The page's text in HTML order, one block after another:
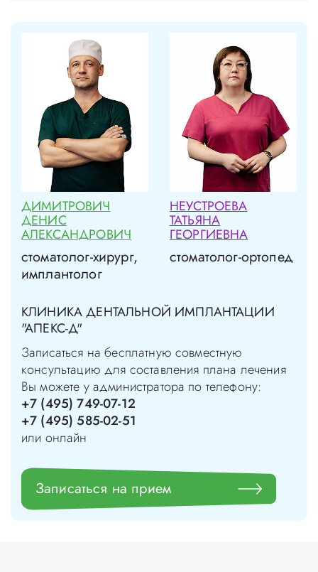
ДИМИТРОВИЧ
ДЕНИС
АЛЕКСАНДРОВИЧ
стоматолог-хирург,
имплантолог
НЕУСТРОЕВА
ТАТЬЯНА
ГЕОРГИЕВНА
стоматолог-ортопед
КЛИНИКА ДЕНТАЛЬНОЙ ИМПЛАНТАЦИИ
"АПЕКС-Д"
Записаться на бесплатную совместную
консультацию для составления плана лечения
Вы можете у администратора по телефону:
+7 (495) 749-07-12
+7 (495) 585-02-51
или онлайн
Записаться на прием